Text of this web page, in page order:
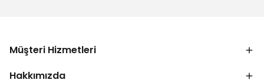
Müşteri Hizmetleri
Hakkımızda